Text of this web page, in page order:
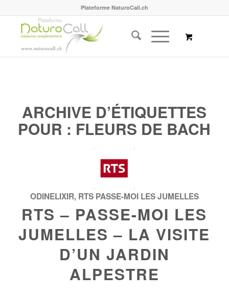
Plateforme NaturoCall.ch
ARCHIVE D’ÉTIQUETTES
POUR : FLEURS DE BACH
ODINELIXIR, RTS PASSE-MOI LES JUMELLES
RTS – PASSE-MOI LES
JUMELLES – LA VISITE
D’UN JARDIN
ALPESTRE